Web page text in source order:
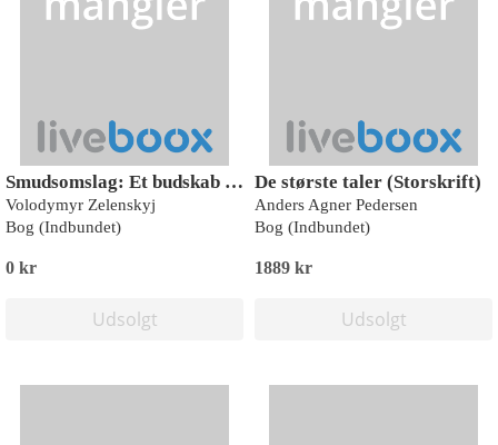
Smudsomslag: Et budskab fra Ukraine (9788727022505)
Volodymyr Zelenskyj
Bog (Indbundet)
0 kr
Udsolgt
De største taler (Storskrift)
Anders Agner Pedersen
Bog (Indbundet)
1889 kr
Udsolgt